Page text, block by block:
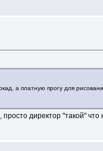
а платную прогу для
директор "такой"